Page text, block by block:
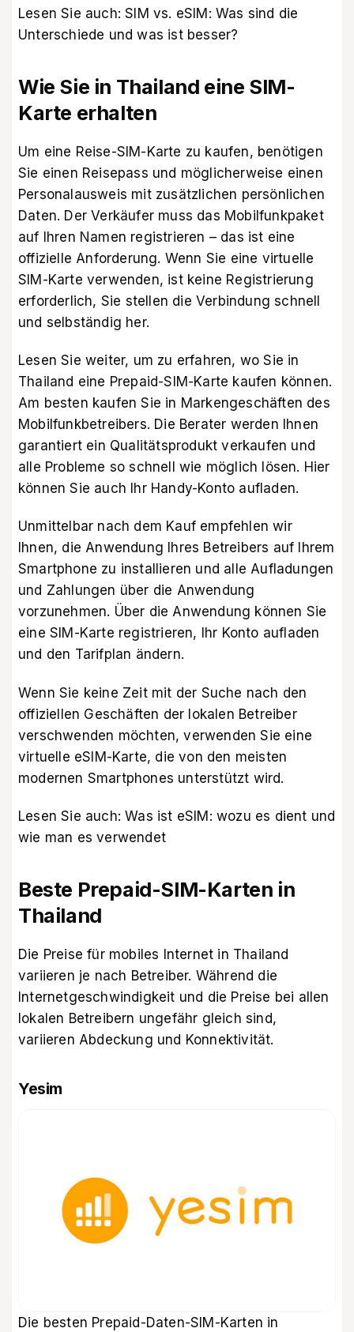
Lesen Sie auch:SIM vs. eSIM: Was sind die
Unterschiede und was ist besser?
Wie Sie in Thailand eine SIM-
Karte erhalten
Um eine Reise-SIM-Karte zu kaufen, benötigen
Sie einen Reisepass und möglicherweise einen
Personalausweis mit zusätzlichen persönlichen
Daten. Der Verkäufer muss das Mobilfunkpaket
auf Ihren Namen registrieren – das ist eine
offizielle Anforderung. Wenn Sie eine virtuelle
SIM-Karte verwenden, ist keine Registrierung
erforderlich, Sie stellen die Verbindung schnell
und selbständig her.
Lesen Sie weiter, um zu erfahren, wo Sie in
Thailand eine Prepaid-SIM-Karte kaufen können.
Am besten kaufen Sie in Markengeschäften des
Mobilfunkbetreibers. Die Berater werden Ihnen
garantiert ein Qualitätsprodukt verkaufen und
alle Probleme so schnell wie möglich lösen. Hier
können Sie auch Ihr Handy-Konto aufladen.
Unmittelbar nach dem Kauf empfehlen wir
Ihnen, die Anwendung Ihres Betreibers auf Ihrem
Smartphone zu installieren und alle Aufladungen
und Zahlungen über die Anwendung
vorzunehmen. Über die Anwendung können Sie
eine SIM-Karte registrieren, Ihr Konto aufladen
und den Tarifplan ändern.
Wenn Sie keine Zeit mit der Suche nach den
offiziellen Geschäften der lokalen Betreiber
verschwenden möchten, verwenden Sie eine
virtuelle eSIM-Karte, die von den meisten
modernen Smartphones unterstützt wird.
Lesen Sie auch:Was ist eSIM: wozu es dient und
wie man es verwendet
Beste Prepaid-SIM-Karten in
Thailand
Die Preise für mobiles Internet in Thailand
variieren je nach Betreiber. Während die
Internetgeschwindigkeit und die Preise bei allen
lokalen Betreibern ungefähr gleich sind,
variieren Abdeckung und Konnektivität.
Yesim
Die besten Prepaid-Daten-SIM-Karten in